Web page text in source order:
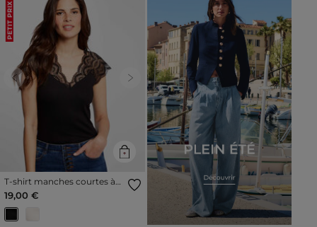
PETIT PRIX
Previous Next
T-shirt manches courtes à
dentelle noir femme
19,00 €